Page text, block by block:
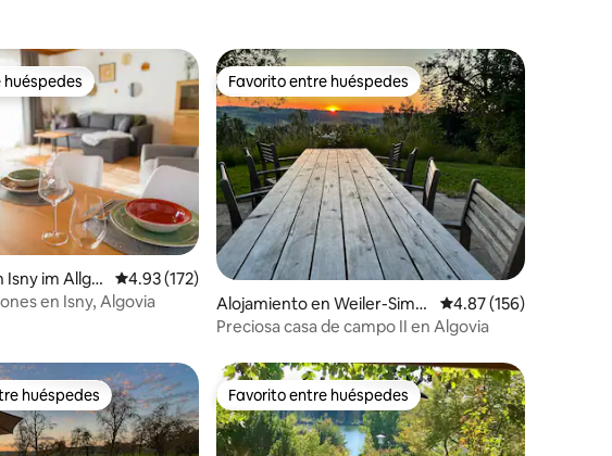
5, 115 reseñas
im Allgä
Calificación promedio: 4.93 de 5, 172 reseñas
4.93 (172)
en Isny, Algovia
Favorito entre huéspedes
Favorito entre huéspedes
Alojamiento en Weiler-Simm
erberg
Calificación promedio:
4.87 (156)
Preciosa casa de campo II en Algovia
huéspedes preferido
huéspedes Favorito entre huéspedes
Favorito entre huéspedes